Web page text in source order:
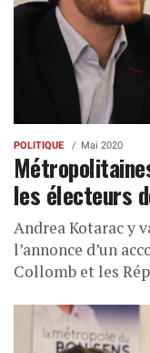
POLITIQUE Mai 2020
les électeurs
Andrea Kotarac y
l’annonce d’un
Collomb et les